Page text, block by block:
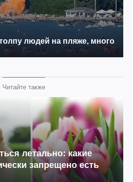
Читайте также
летально: какие
запрещено есть